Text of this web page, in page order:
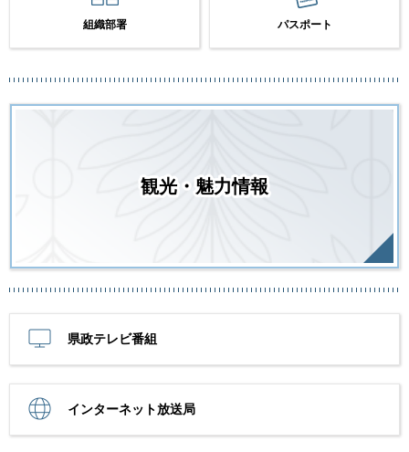
組織部署 パスポート
観光・魅力情報
県政テレビ番組
インターネット放送局